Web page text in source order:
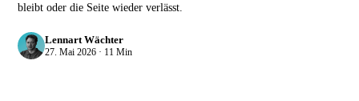
bleibt oder die Seite wieder verlässt.
Lennart Wächter
27. Mai 2026 · 11 Min